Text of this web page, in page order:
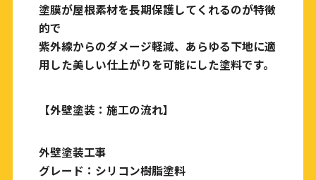
塗膜が屋根素材を長期保護してくれるのが特徴
的で
紫外線からのダメージ軽減、あらゆる下地に適
用した美しい仕上がりを可能にした塗料です。
【外壁塗装：施工の流れ】
外壁塗装工事
グレード：シリコン樹脂塗料